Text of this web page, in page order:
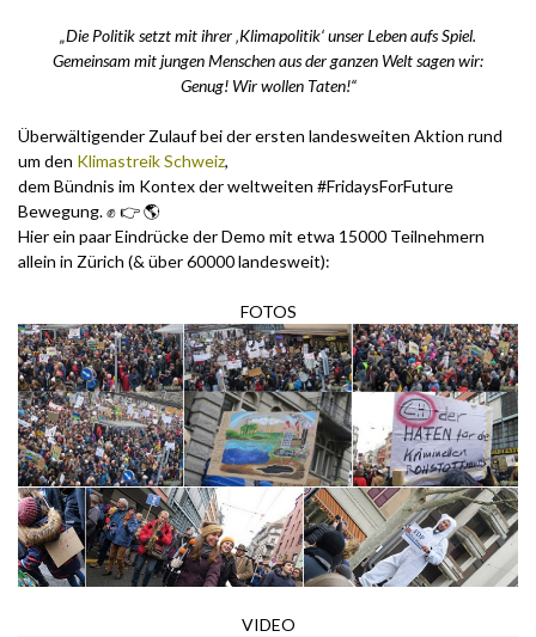
„Die Politik setzt mit ihrer ‚Klimapolitik‘ unser Leben aufs Spiel.
Gemeinsam mit jungen Menschen aus der ganzen Welt sagen wir:
Genug! Wir wollen Taten!“
Überwältigender Zulauf bei der ersten landesweiten Aktion rund
um den Klimastreik Schweiz,
dem Bündnis im Kontex der weltweiten #FridaysForFuture
Bewegung. ✊ 👉 🌎
Hier ein paar Eindrücke der Demo mit etwa 15000 Teilnehmern
allein in Zürich (& über 60000 landesweit):
FOTOS
VIDEO